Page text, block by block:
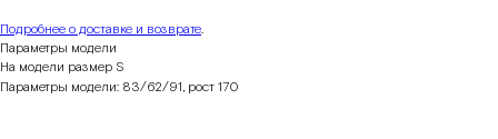
Подробнее о доставке и возврате.
Параметры модели
На модели размер S
Параметры модели: 83/62/91, рост 170